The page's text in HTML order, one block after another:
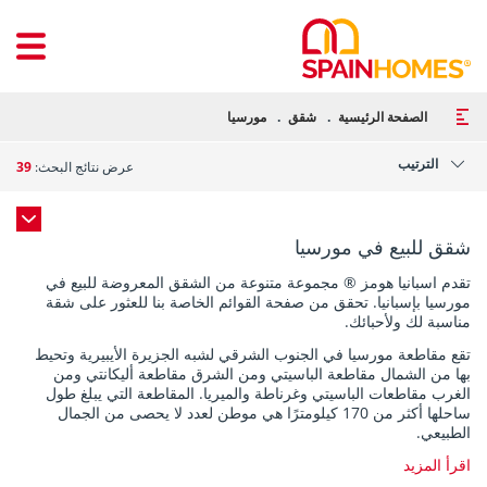
الصفحة الرئيسية شقق مورسيا
الترتيب عرض نتائج البحث: 39
شقق للبيع في مورسيا
تقدم اسبانيا هومز ® مجموعة متنوعة من الشقق المعروضة للبيع في
مورسيا بإسبانيا. تحقق من صفحة القوائم الخاصة بنا للعثور على شقة
مناسبة لك ولأحبائك.
تقع مقاطعة مورسيا في الجنوب الشرقي لشبه الجزيرة الأيبيرية وتحيط
بها من الشمال مقاطعة الباسيتي ومن الشرق مقاطعة أليكانتي ومن
الغرب مقاطعات الباسيتي وغرناطة والميريا. المقاطعة التي يبلغ طول
ساحلها أكثر من 170 كيلومترًا هي موطن لعدد لا يحصى من الجمال
الطبيعي.
تتكون المناظر الطبيعية الجميلة لمورسيا من الخلجان والشواطئ الرملية
اقرأ المزيد